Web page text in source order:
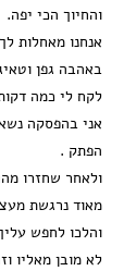
והחיוך הכי יפה.
אנחנו מאחלות
באהבה גפן וטאיג
לקח לי כמה
אני בהפסקה
הפתק .
ולאחר שחזרו
מאוד נרגשת
והלכו לחפש
לא מובן מאליו